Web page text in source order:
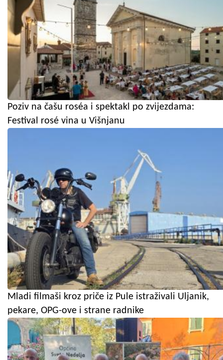
Poziv na čašu roséa i spektakl po zvijezdama:
Festival rosé vina u Višnjanu
Mladi filmaši kroz priče iz Pule istraživali Uljanik,
pekare, OPG-ove i strane radnike